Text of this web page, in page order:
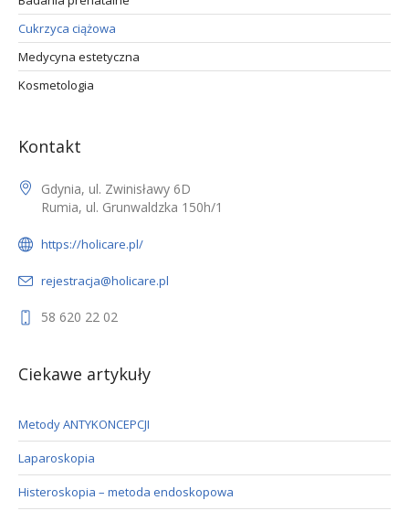
Cukrzyca ciążowa
Medycyna estetyczna
Kosmetologia
Kontakt
Gdynia, ul. Zwinisławy 6D
Rumia, ul. Grunwaldzka 150h/1
https://holicare.pl/
rejestracja@holicare.pl
58 620 22 02
Ciekawe artykuły
Metody ANTYKONCEPCJI
Laparoskopia
Histeroskopia – metoda endoskopowa